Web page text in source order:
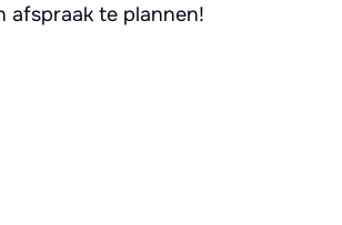
afspraak te plannen!